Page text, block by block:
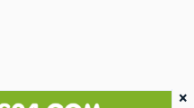
×